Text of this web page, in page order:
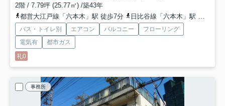
2階 / 7.79坪 (25.77㎡) /築43年
都営大江戸線「六本木」駅 徒歩7分
日比谷線「六本木」駅 徒歩7分
バス・トイレ別 エアコン バルコニー
フローリング
電気有
都市ガス
礼0
事務所